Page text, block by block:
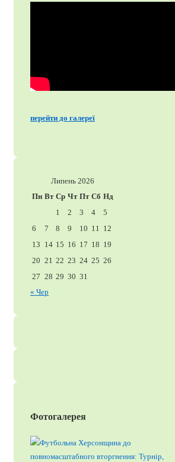
перейти до галереї
Липень 2026
Пн Вт Ср Чт Пт Сб Нд
1
2 3 4
5
6
7 8 9 10 11 12
13 14 15 16 17 18 19
20 21 22 23 24 25 26
27 28 29 30 31
« Чер
Фотогалерея